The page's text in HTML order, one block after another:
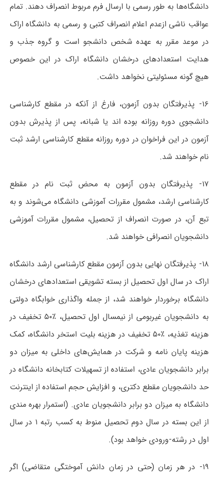
دانشگاه‌ها به طور رسمی با ارسال فرم مربوط انصراف دهند. تمام
عواقب ناشی ازعدم اعلام انصراف کتبی و رسمی به دانشگاه اراک
در موعد مقرر به عهده شخص دانشجو است و گروه جذب و
هدایت استعدادهای درخشان دانشگاه اراک در این خصوص
هیچ گونه مسئولیتی نخواهد داشت.
۱۶- پذیرفتگان بدون آزمون، فارغ از آنکه در مقطع کارشناسی
دانشجوی دوره روزانه بوده اند یا شبانه، پس از پذیرش بدون
آزمون در این فراخوان در دوره روزانه مقطع کارشناسی ارشد ثبت
نام خواهند شد.
۱۷- پذیرفتگان بدون آزمون به محض ثبت نام در مقطع
کارشناسی ارشد، مشمول مقررات آموزشی دانشگاه می‌شوند و به
تبع آن، در صورت انصراف از تحصیل، مشمول مقررات آموزشی
دانشجویان انصرافی خواهند شد.
۱۸- پذیرفتگان نهایی بدون آزمون مقطع کارشناسی ارشد دانشگاه
اراک در سال اول تحصیل از بسته تشویقی استعدادهای درخشان
دانشگاه برخوردار خواهند شد، از جمله واگذاری خوابگاه دولتی
به دانشجویان غیربومی از نیمسال اول تحصیل، ٪۵۰ تخفیف در
هزینه تغذیه، ٪۵۰ تخفیف در هزینه بلیت استخر دانشگاه، کمک
هزینه پایان نامه و شرکت در همایش‌های داخلی به میزان دو
برابر دانشجویان عادی، استفاده از تسهیلات کتابخانه دانشگاه در
حد دانشجویان مقطع دکتری، و افزایش حجم استفاده از اینترنت
دانشگاه به میزان دو برابر دانشجویان عادی. (استمرار بهره مندی
از این بسته در سال دوم تحصیل منوط به کسب رتبه ۱ در سال
اول در رشته-ورودی خواهد بود).
۱۹- در هر زمان (حتی در زمان دانش آموختگی متقاضی) اگر